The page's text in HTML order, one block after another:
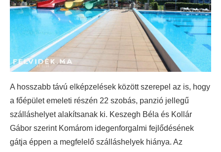
A hosszabb távú elképzelések között szerepel az is, hogy
a főépület emeleti részén 22 szobás, panzió jellegű
szálláshelyet alakítsanak ki. Keszegh Béla és Kollár
Gábor szerint Komárom idegenforgalmi fejlődésének
gátja éppen a megfelelő szálláshelyek hiánya. Az